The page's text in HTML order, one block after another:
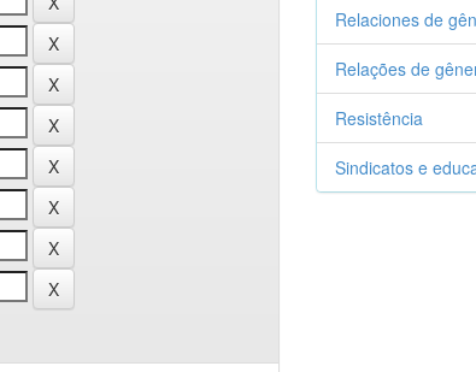
Relaciones de
Relações de
Resistência
Sindicatos e